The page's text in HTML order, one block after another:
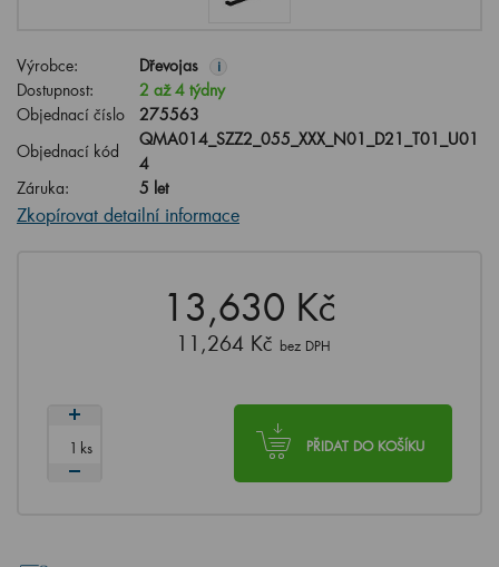
Výrobce: Dřevojas i
Dostupnost:
2 až 4 týdny
Objednací číslo
275563
Objednací kód
QMA014_SZZ2_055_XXX_N01_D21_T01_U01
4
Záruka:
5 let
Zkopírovat detailní informace
13,630 Kč
11,264 Kč bez DPH
PŘIDAT DO KOŠÍKU
ks